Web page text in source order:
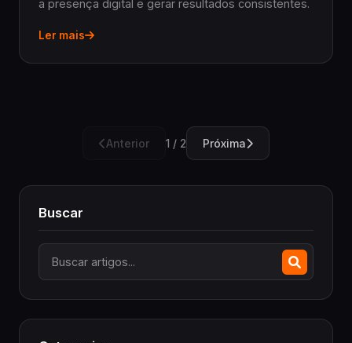
a presença digital e gerar resultados consistentes.
Ler mais
Anterior 1 / 2 Próxima
Buscar